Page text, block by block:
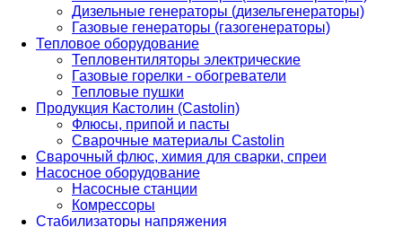
Дизельные генераторы (дизельгенераторы)
Газовые генераторы (газогенераторы)
Тепловое оборудование
Тепловентиляторы электрические
Газовые горелки - обогреватели
Тепловые пушки
Продукция Кастолин (Castolin)
Флюсы, припой и пасты
Сварочные материалы Castolin
Сварочный флюс, химия для сварки, спреи
Насосное оборудование
Насосные станции
Комрессоры
Стабилизаторы напряжения